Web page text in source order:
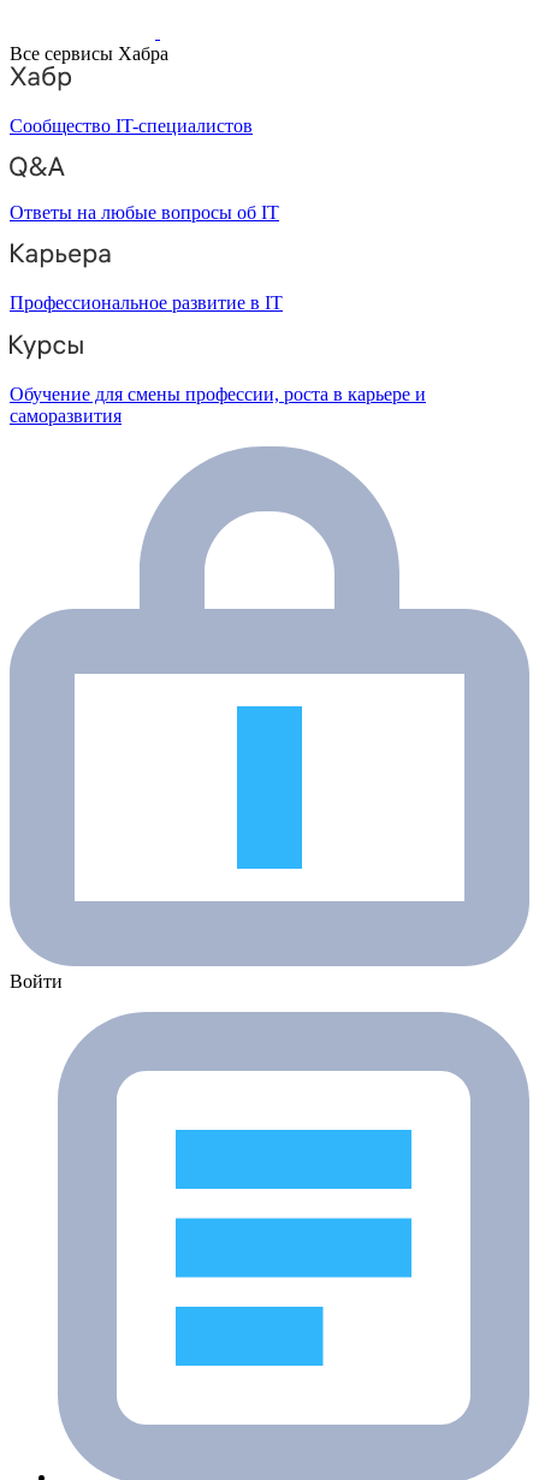
Все сервисы Хабра
Сообщество IT-специалистов
Ответы на любые вопросы об IT
Профессиональное развитие в IT
Обучение для смены профессии, роста в карьере и
саморазвития
Войти